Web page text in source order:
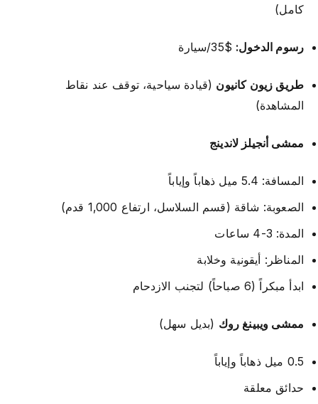
كامل)
رسوم الدخول: $35/سيارة
طريق زيون كانيون (قيادة سياحية، توقف عند نقاط
المشاهدة)
ممشى أنجيلز لاندينج
المسافة: 5.4 ميل ذهاباً وإياباً
الصعوبة: شاقة (قسم السلاسل، ارتفاع 1,000 قدم)
المدة: 3-4 ساعات
المناظر: أيقونية وخلابة
ابدأ مبكراً (6 صباحاً) لتجنب الازدحام
ممشى ويبينغ روك (بديل سهل)
0.5 ميل ذهاباً وإياباً
حدائق معلقة